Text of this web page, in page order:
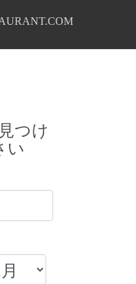
つけ
い